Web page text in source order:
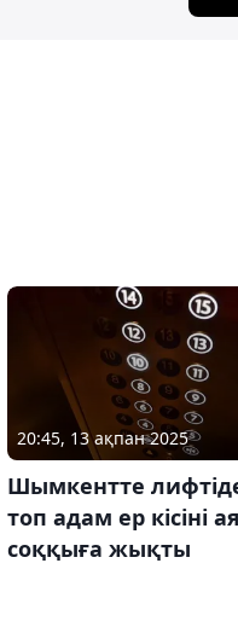
20:45, 13 ақпан 2025
Шымкентте
топ адам ер кісіні
соққыға жықты